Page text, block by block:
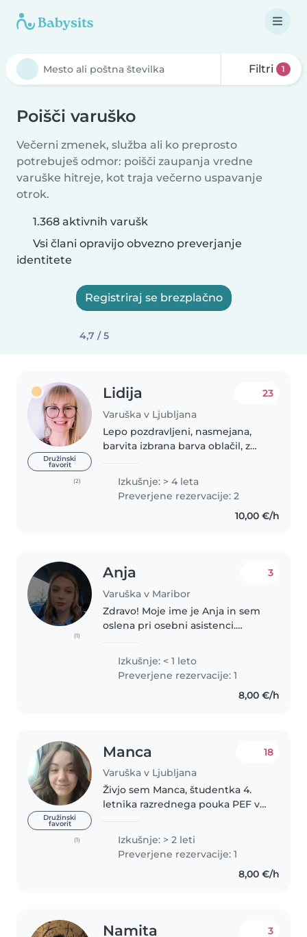
Filtri 1
Poišči varuško
Večerni zmenek, služba ali ko preprosto
potrebuješ odmor: poišči zaupanja vredne
varuške hitreje, kot traja večerno uspavanje
otrok.
1.368 aktivnih varušk
Vsi člani opravijo obvezno preverjanje
identitete
Registriraj se brezplačno
4,7 / 5
Družinski
favorit
(2)
Lidija
Varuška v Ljubljana
23
Lepo pozdravljeni, nasmejana,
barvita izbrana barva oblačil, z
Zraven študija je zame kvalitetno
preživljen čas v obliki pomoči
otrokom pri prepoznavanju..
Izkušnje: > 4 leta
Preverjene rezervacije: 2
10,00 €/h
(1)
Anja
Varuška v Maribor
3
Zdravo! Moje ime je Anja in sem
oslena pri osebni asistenci.
vseh starosti, in vozniški izpit B
kategorije.
Izkušnje: < 1 leto
Preverjene rezervacije: 1
8,00 €/h
Družinski
favorit
(1)
Manca
Varuška v Ljubljana
18
Živjo sem Manca, študentka 4.
letnika razrednega pouka PEF v
me delo z otroki. Rada imam
kužke, še posebej svojo kužico.
Iščem občasno delo pri..
Izkušnje: > 2 leti
Preverjene rezervacije: 1
8,00 €/h
Namita 3